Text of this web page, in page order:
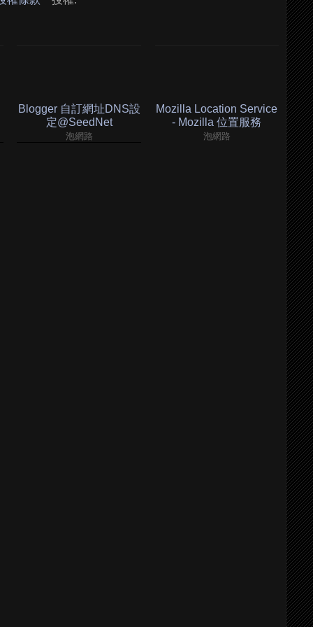
Blogger 自訂網址DNS設
定@SeedNet
泡網路
Mozilla Location Service
- Mozilla 位置服務
泡網路